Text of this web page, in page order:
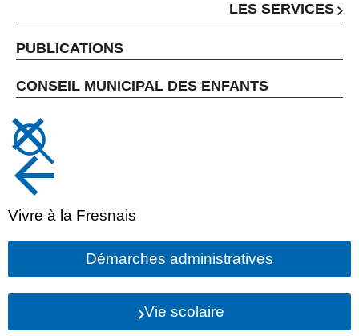
LES SERVICES
PUBLICATIONS
CONSEIL MUNICIPAL DES ENFANTS
Vivre à la Fresnais
Démarches administratives
Vie scolaire